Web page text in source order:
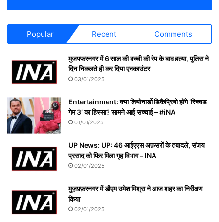
Popular Recent Comments
मुजफ्फरनगर में 6 साल की बच्ची की रेप के बाद हत्या, पुलिस ने
दिन निकलते ही कर दिया एनकाउंटर
03/01/2025
Entertainment: क्या लियोनार्डो डिकैप्रियो होंगे ‘स्क्विड
गेम 3’ का हिस्सा? सामने आई सच्चाई – #iNA
01/01/2025
UP News: UP: 46 आईएएस अफ़सरों के तबादले, संजय
प्रसाद को फिर मिला गृह विभाग – INA
02/01/2025
मुज़फ़्फ़रनगर में डीएम उमेश मिश्रा ने आज शहर का निरीक्षण
किया
02/01/2025